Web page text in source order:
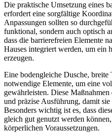
Die praktische Umsetzung eines
erfordert eine sorgfältige
Anpassungen sollten so
funktional, sondern auch optisch
dass die barrierefreien Elemente
Hauses integriert werden, um ein
erzeugen.
Eine bodengleiche Dusche,
notwendige Elemente, um eine
gewährleisten. Diese
und präzise Ausführung, damit
Besonders wichtig ist es, dass
gleich gut genutzt werden
körperlichen Voraussetzungen.